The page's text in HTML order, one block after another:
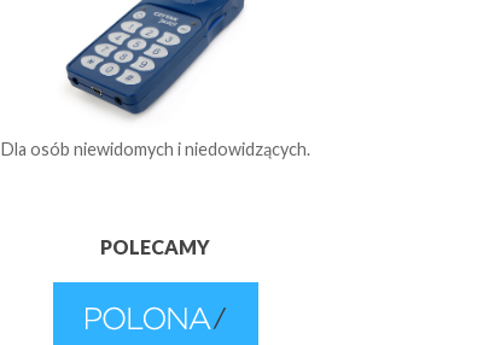
Dla osób niewidomych i niedowidzących.
POLECAMY